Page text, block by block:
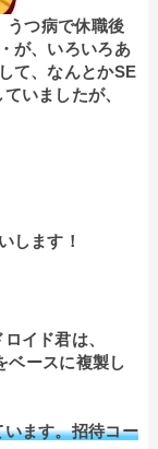
うつ病で休職後
が、いろいろあ
て、なんとかSE
いましたが、
します！
イド君は、
ベースに複製し
ます。招待コー